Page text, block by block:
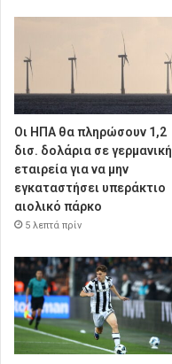
Οι ΗΠΑ θα πληρώσουν 1,2
δισ. δολάρια σε γερμανική
εταιρεία για να μην
εγκαταστήσει υπεράκτιο
αιολικό πάρκο
5 λεπτά πρίν